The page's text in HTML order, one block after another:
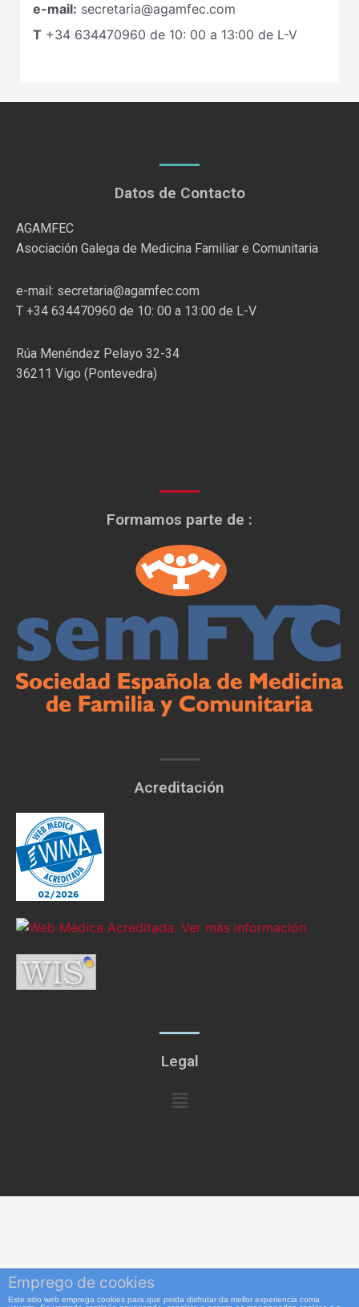
e-mail: secretaria@agamfec.com
T +34 634470960 de 10: 00 a 13:00 de L-V
Datos de Contacto
AGAMFEC
Asociación Galega de Medicina Familiar e Comunitaria
e-mail: secretaria@agamfec.com
T +34 634470960 de 10: 00 a 13:00 de L-V
Rúa Menéndez Pelayo 32-34
36211 Vigo (Pontevedra)
Formamos parte de :
Acreditación
Legal
Menú
Emprego de cookies
Este sitio web emprega cookies para que poida disfrutar da mellor experiencia coma